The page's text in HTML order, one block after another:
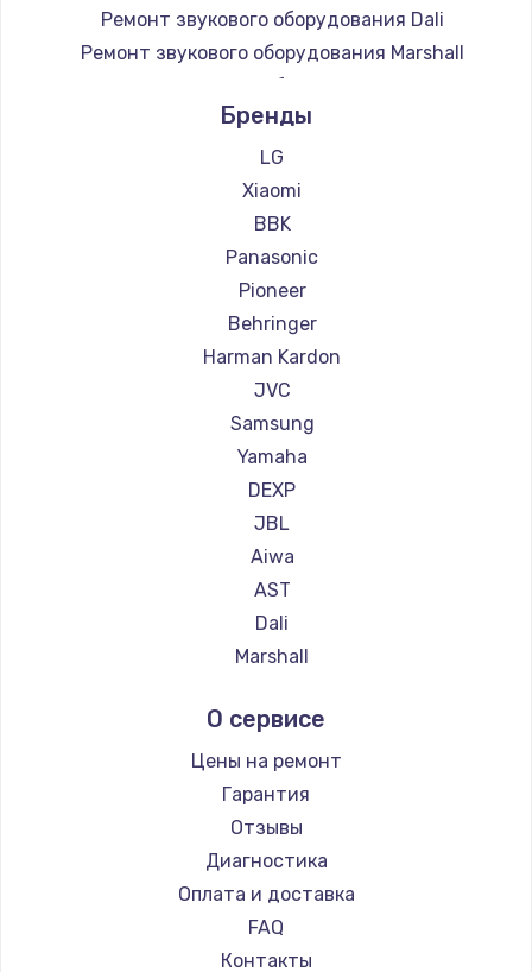
Ремонт звукового оборудования Dali
Ремонт звукового оборудования Marshall
Ремонт звукового оборудования Supra
Бренды
LG
Xiaomi
BBK
Panasonic
Pioneer
Behringer
Harman Kardon
JVC
Samsung
Yamaha
DEXP
JBL
Aiwa
AST
Dali
Marshall
О сервисе
Цены на ремонт
Гарантия
Отзывы
Диагностика
Оплата и доставка
FAQ
Контакты